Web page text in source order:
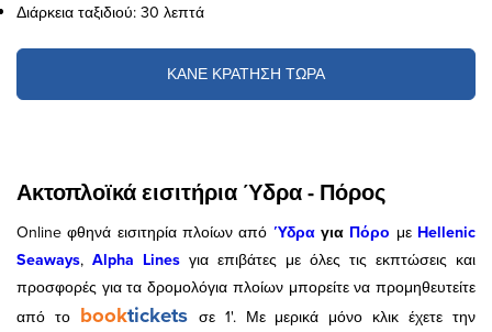
Διάρκεια ταξιδιού: 30 λεπτά
ΚΑΝΕ ΚΡΑΤΗΣΗ ΤΩΡΑ
Ακτοπλοϊκά εισιτήρια Ύδρα - Πόρος
Online φθηνά εισιτηρία πλοίων από Ύδρα για Πόρο με Hellenic
Seaways, Alpha Lines για επιβάτες με όλες τις εκπτώσεις και
προσφορές για τα δρομολόγια πλοίων μπορείτε να προμηθευτείτε
από το booktickets σε 1'. Με μερικά μόνο κλικ έχετε την